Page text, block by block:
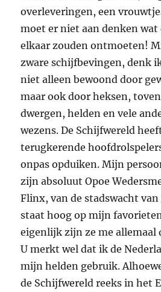
overleveringen, een
moet er niet aan denken wat
elkaar zouden ontmoeten!
zware schijfbevingen, denk
niet alleen bewoond door
maar ook door heksen,
dwergen, helden en vele
wezens. De Schijfwereld
terugkerende
onpas opduiken. Mijn
zijn absoluut Opoe
Flinx, van de stadswacht
staat hoog op mijn
eigenlijk zijn ze me allemaal
U merkt wel dat ik de
mijn helden gebruik.
de Schijfwereld reeks in het